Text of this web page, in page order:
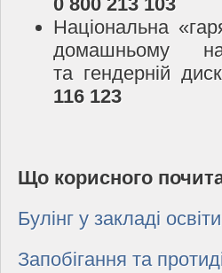
Національна
домашньому
та гендерній
116 123
Що корисного
Булінг у закладі
Запобігання та